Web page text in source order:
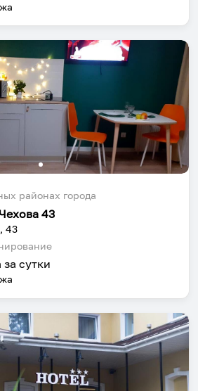
районах города
43
43
за сутки
без сложностей
повторяй маршруты, находи
бронируй жильё в одном
приложении.
приложение